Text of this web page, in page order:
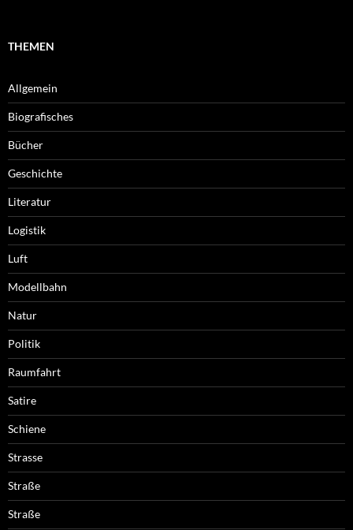
THEMEN
Allgemein
Biografisches
Bücher
Geschichte
Literatur
Logistik
Luft
Modellbahn
Natur
Politik
Raumfahrt
Satire
Schiene
Strasse
Straße
Straße